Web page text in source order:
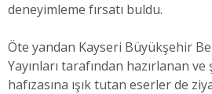
deneyimleme fırsatı buldu.
Öte yandan Kayseri Büyükşehir
Yayınları tarafından hazırlanan
hafızasına ışık tutan eserler de